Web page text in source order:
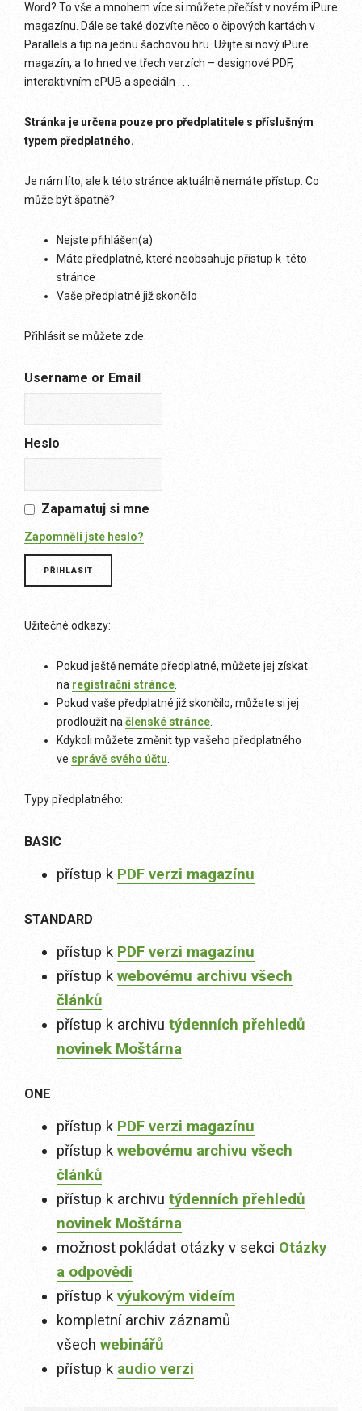
Word? To vše a mnohem více si můžete přečíst v novém iPure
magazínu. Dále se také dozvíte něco o čipových kartách v
Parallels a tip na jednu šachovou hru. Užijte si nový iPure
magazín, a to hned ve třech verzích – designové PDF,
interaktivním ePUB a speciáln . . .
Stránka je určena pouze pro předplatitele s příslušným
typem předplatného.
Je nám líto, ale k této stránce aktuálně nemáte přístup. Co
může být špatně?
Nejste přihlášen(a)
Máte předplatné, které neobsahuje přístup k této
stránce
Vaše předplatné již skončilo
Přihlásit se můžete zde:
Username or Email
Heslo
Zapamatuj si mne
Zapomněli jste heslo?
Užitečné odkazy:
Pokud ještě nemáte předplatné, můžete jej získat
na registrační stránce
Pokud vaše předplatné již skončilo, můžete si jej
prodloužit na členské stránce
Kdykoli můžete změnit typ vašeho předplatného
ve správě svého účtu
Typy předplatného:
BASIC
přístup k PDF verzi magazínu
STANDARD
přístup k PDF verzi magazínu
přístup k webovému archivu všech
článků
přístup k archivu týdenních přehledů
novinek Moštárna
ONE
přístup k PDF verzi magazínu
přístup k webovému archivu všech
článků
přístup k archivu týdenních přehledů
novinek Moštárna
možnost pokládat otázky v sekci Otázky
a odpovědi
přístup k výukovým videím
kompletní archiv záznamů
všech webinářů
přístup k audio verzi